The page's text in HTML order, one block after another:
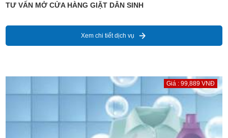
TƯ VẤN MỞ CỬA HÀNG GIẶT DÂN SINH
Xem chi tiết dịch vụ
Giá : 99,889 VNĐ